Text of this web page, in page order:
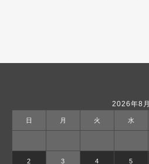
2026年8月
日 月 火 水
2 3 4 5